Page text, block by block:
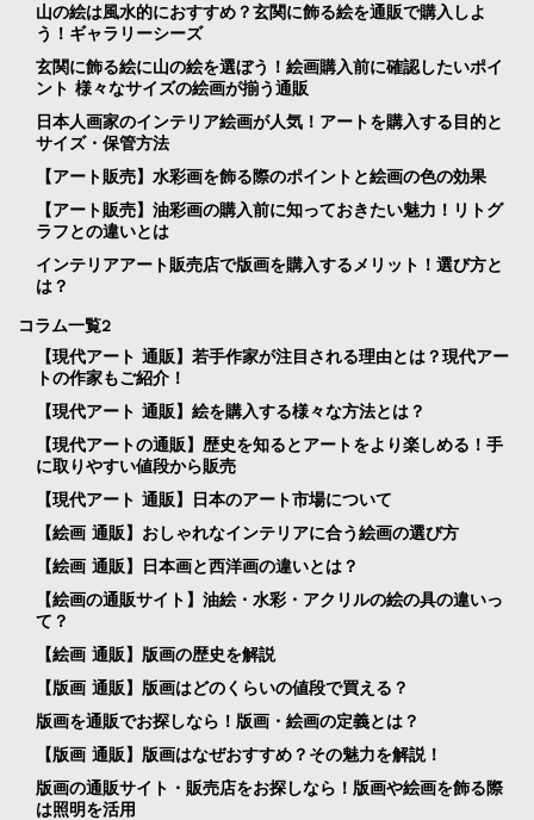
山の絵は風水的におすすめ？玄関に飾る絵を通販で購入しよ
う！ギャラリーシーズ
玄関に飾る絵に山の絵を選ぼう！絵画購入前に確認したいポイ
ント 様々なサイズの絵画が揃う通販
日本人画家のインテリア絵画が人気！アートを購入する目的と
サイズ・保管方法
【アート販売】水彩画を飾る際のポイントと絵画の色の効果
【アート販売】油彩画の購入前に知っておきたい魅力！リトグ
ラフとの違いとは
インテリアアート販売店で版画を購入するメリット！選び方と
は？
コラム一覧2
【現代アート 通販】若手作家が注目される理由とは？現代アー
トの作家もご紹介！
【現代アート 通販】絵を購入する様々な方法とは？
【現代アートの通販】歴史を知るとアートをより楽しめる！手
に取りやすい値段から販売
【現代アート 通販】日本のアート市場について
【絵画 通販】おしゃれなインテリアに合う絵画の選び方
【絵画 通販】日本画と西洋画の違いとは？
【絵画の通販サイト】油絵・水彩・アクリルの絵の具の違いっ
て？
【絵画 通販】版画の歴史を解説
【版画 通販】版画はどのくらいの値段で買える？
版画を通販でお探しなら！版画・絵画の定義とは？
【版画 通販】版画はなぜおすすめ？その魅力を解説！
版画の通販サイト・販売店をお探しなら！版画や絵画を飾る際
は照明を活用